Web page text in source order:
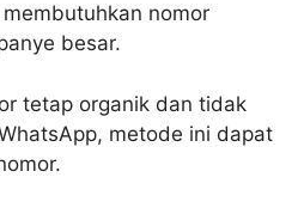
nomor
besar.
tetap organik dan tidak
metode ini dapat